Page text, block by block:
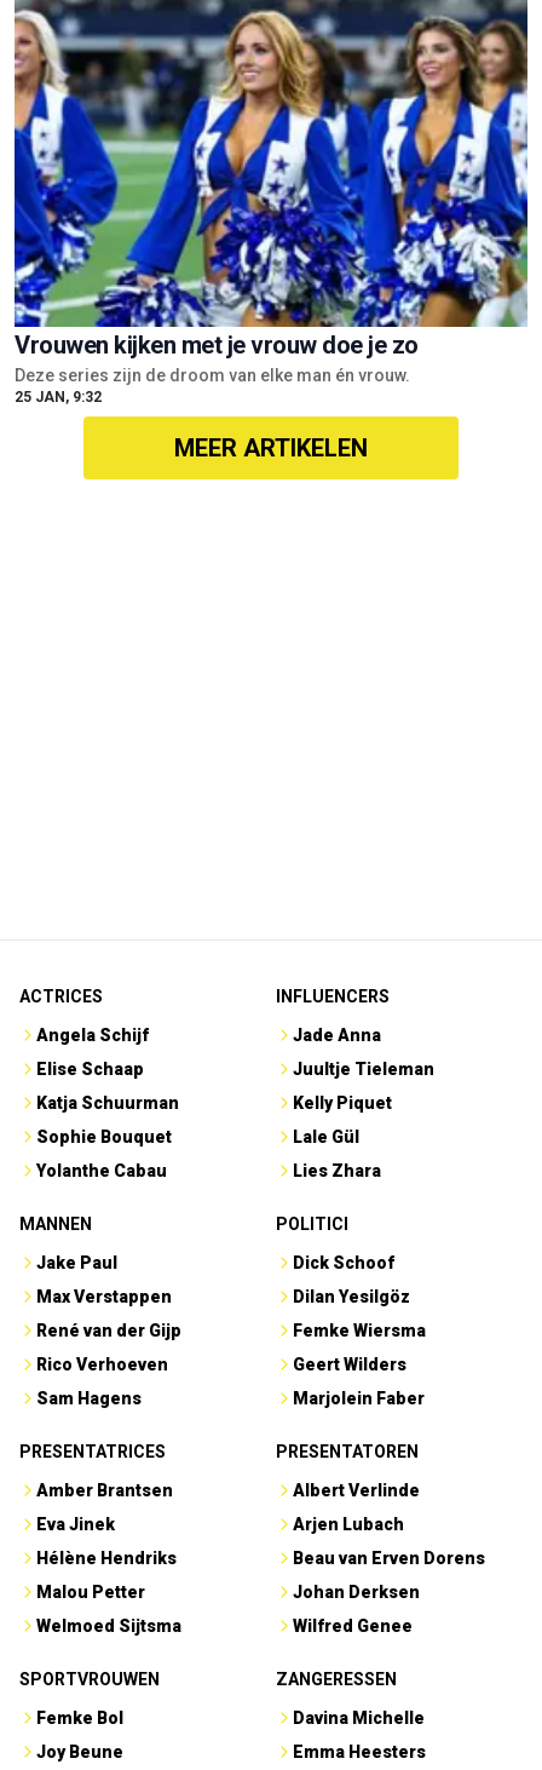
Vrouwen kijken met je vrouw doe je zo
Deze series zijn de droom van elke man én vrouw.
25 JAN, 9:32
MEER ARTIKELEN
ACTRICES
Angela Schijf
Elise Schaap
Katja Schuurman
Sophie Bouquet
Yolanthe Cabau
INFLUENCERS
Jade Anna
Juultje Tieleman
Kelly Piquet
Lale Gül
Lies Zhara
MANNEN
Jake Paul
Max Verstappen
René van der Gijp
Rico Verhoeven
Sam Hagens
POLITICI
Dick Schoof
Dilan Yesilgöz
Femke Wiersma
Geert Wilders
Marjolein Faber
PRESENTATRICES
Amber Brantsen
Eva Jinek
Hélène Hendriks
Malou Petter
Welmoed Sijtsma
PRESENTATOREN
Albert Verlinde
Arjen Lubach
Beau van Erven Dorens
Johan Derksen
Wilfred Genee
SPORTVROUWEN
Femke Bol
Joy Beune
ZANGERESSEN
Davina Michelle
Emma Heesters